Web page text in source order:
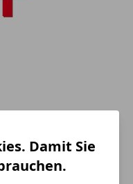
Damit Sie